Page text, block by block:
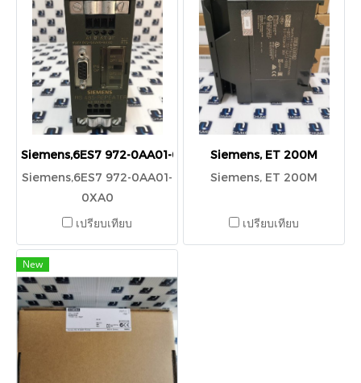
Siemens,6ES7 972-0AA01-0XA0
Siemens,6ES7 972-0AA01-
0XA0
เปรียบเทียบ
Siemens, ET 200M
Siemens, ET 200M
เปรียบเทียบ
New